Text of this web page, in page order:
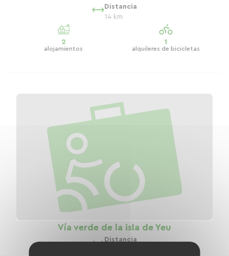
Distancia
14 km
2
alojamientos
1
alquileres de bicicletas
Vía verde de la isla de Yeu
Distancia